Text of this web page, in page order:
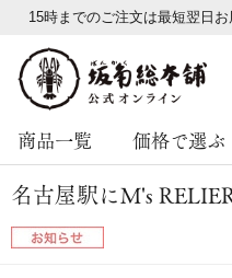
15時までのご注文は最短翌日
商品一覧 価格で選ぶ
名古屋駅にM's